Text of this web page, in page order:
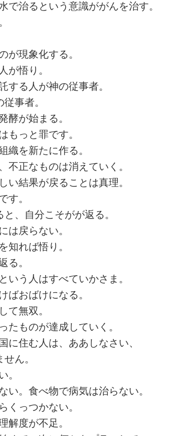
で治るという意識ががんを治す。
が現象化する。
が悟り。
する人が神の従事者。
事者。
酵が始まる。
もっと罪です。
織を新たに作る。
不正なものは消えていく。
い結果が戻ることは真理。
す。
、自分こそがが返る。
は戻らない。
知れば悟り。
る。
いう人はすべていかさま。
ばおばけになる。
て無双。
たものが達成していく。
に住む人は、ああしなさい、
ん。
。
い。食べ物で病気は治らない。
くっつかない。
解度が不足。